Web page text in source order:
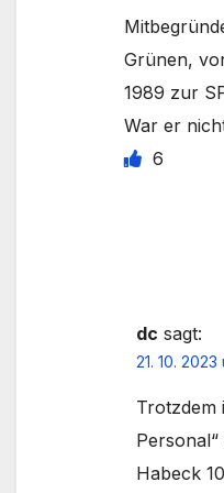
Grünen,
1989 zur
War er
6
dc sagt:
21. 10. 2023
Trotzdem
Habeck